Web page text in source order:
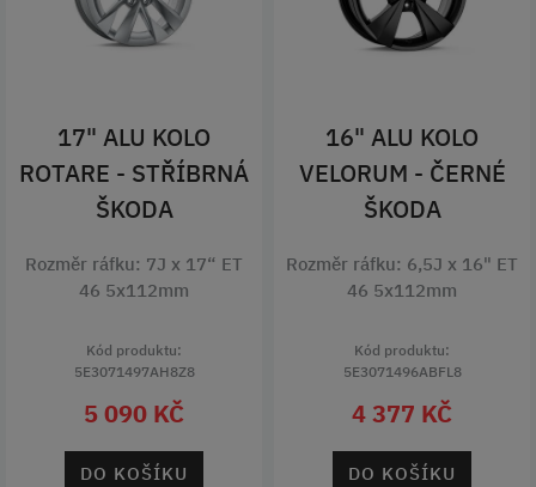
17" ALU KOLO
ROTARE - STŘÍBRNÁ
ŠKODA
Rozměr ráfku: 7J x 17“ ET
46 5x112mm
Kód produktu:
5E3071497AH8Z8
5 090 KČ
DO KOŠÍKU
16" ALU KOLO
VELORUM - ČERNÉ
ŠKODA
Rozměr ráfku: 6,5J x 16" ET
46 5x112mm
Kód produktu:
5E3071496ABFL8
4 377 KČ
DO KOŠÍKU